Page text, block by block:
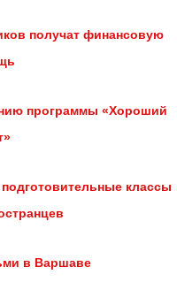
получат финансовую
программы «Хороший
классы
в Варшаве